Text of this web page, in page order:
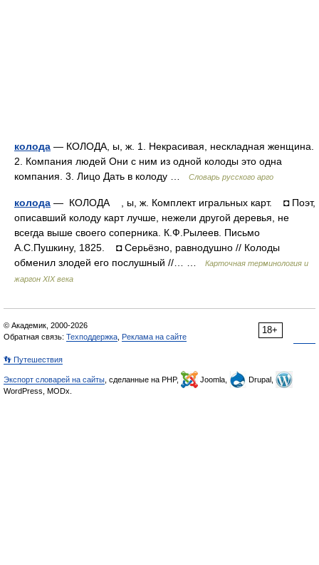
колода — КОЛОДА, ы, ж. 1. Некрасивая, нескладная женщина.
2. Компания людей Они с ним из одной колоды это одна
компания. 3. Лицо Дать в колоду …
Словарь русского арго
колода — КОЛОДА , ы, ж. Комплект игральных карт. ◘ Поэт,
описавший колоду карт лучше, нежели другой деревья, не
всегда выше своего соперника. К.Ф.Рылеев. Письмо
А.С.Пушкину, 1825. ◘ Серьёзно, равнодушно // Колоды
обменил злодей его послушный //… …
Карточная терминология и
жаргон XIX века
18+
© Академик, 2000-2026
Обратная связь: Техподдержка Реклама на сайте
👣 Путешествия
Экспорт словарей на сайты , сделанные на PHP, Joomla,
Drupal,
WordPress, MODx.